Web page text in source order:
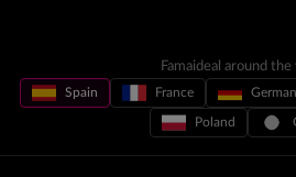
Famaideal around
Spain France
Poland